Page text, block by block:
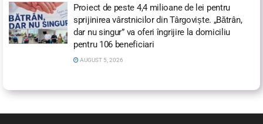
Proiect de peste 4,4 milioane de lei pentru
sprijinirea vârstnicilor din Târgoviște. „Bătrân,
dar nu singur” va oferi îngrijire la domiciliu
pentru 106 beneficiari
AUGUST 5, 2026